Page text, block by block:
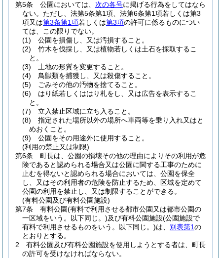
第5条
公園においては、 次の各号に掲げる行為をしてはなら
ない。 ただし、法第5条第1項、法第6条第1項若しくは第3
項又は第3条第1項若しくは第3項の許可に係るものについ
ては、この限りでない。
(1)
公園を損傷し、又は汚損すること。
(2)
竹木を伐採し、又は植物若しくは土石を採取するこ
と。
(3)
土地の形質を変更すること。
(4)
鳥獣類を捕獲し、又は殺傷すること。
(5)
ごみその他の汚物を捨てること。
(6)
はり紙若しくははり札をし、又は広告を表示するこ
と。
(7)
立入禁止区域に立ち入ること。
(8)
指定された場所以外の場所へ車両等を乗り入れ又はと
めおくこと。
(9)
公園をその用途外に使用すること。
(利用の禁止又は制限)
第6条
町長は、公園の損壊その他の理由によりその利用が危
険であると認められる場合又は公園に関する工事のために
止むを得ないと認められる場合においては、公園を保全
し、又はその利用者の危険を防止するため、区域を定めて
公園の利用を禁止し、又は制限することができる。
(有料公園及び有料公園施設)
第7条
有料公園(有料で利用させる都市公園又は都市公園の
一区域をいう。以下同じ。)及び有料公園施設(公園施設で
有料で利用させるものをいう。以下同じ。)は、 別表第1の
とおりとする。
2
有料公園及び有料公園施設を使用しようとする者は、町長
の許可を受けなければならない。